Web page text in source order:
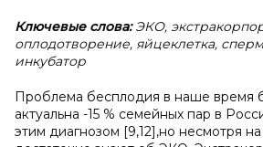
Ключевые слова:ЭКО,
оплодотворение, яйцеклетка,
инкубатор
Проблема бесплодия в наше время
актуальна -15 % семейных пар в
этим диагнозом [9,12],но несмотря